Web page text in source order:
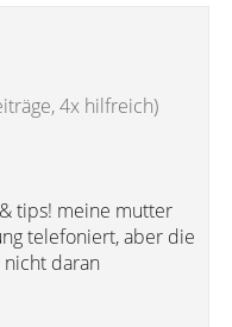
4x hilfreich)
tips! meine mutter
telefoniert, aber die
daran